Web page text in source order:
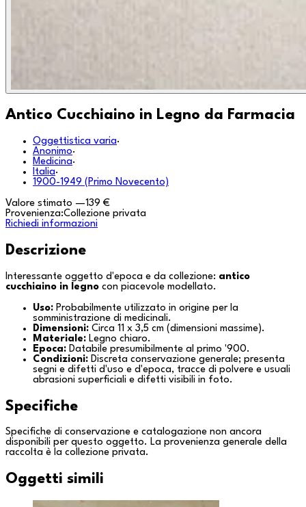
Antico Cucchiaino in Legno da Farmacia
Oggettistica varia·
Anonimo·
Medicina·
Italia·
1900-1949 (Primo Novecento)
Valore stimato —139 €
Provenienza:Collezione privata
Richiedi informazioni
Descrizione
Interessante oggetto d'epoca e da collezione: antico
cucchiaino in legno con piacevole modellato.
Uso: Probabilmente utilizzato in origine per la
somministrazione di medicinali.
Dimensioni: Circa 11 x 3,5 cm (dimensioni massime).
Materiale: Legno chiaro.
Epoca: Databile presumibilmente al primo '900.
Condizioni: Discreta conservazione generale; presenta
segni e difetti d'uso e d'epoca, tracce di polvere e usuali
abrasioni superficiali e difetti visibili in foto.
Specifiche
Specifiche di conservazione e catalogazione non ancora
disponibili per questo oggetto. La provenienza generale della
raccolta è la collezione privata.
Oggetti simili